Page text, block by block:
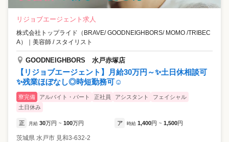
リジョブエージェント求人
株式会社トップライド（BRAVE/ GOODNEIGHBORS/ MOMO /TRIBEC
A）
美容師 / スタイリスト
GOODNEIGHBORS 水戸赤塚店
【リジョブエージェント】月給30万円～✨土日休相談可
✨残業ほぼなし◎時短勤務可☺
寮完備 アルバイト・パート 正社員 アシスタント
フェイシャル
土日休み
正 月給 30万円 ~ 100万円 ア 時給 1,400円 ~ 1,500円
茨城県 水戸市 見和3-632-2